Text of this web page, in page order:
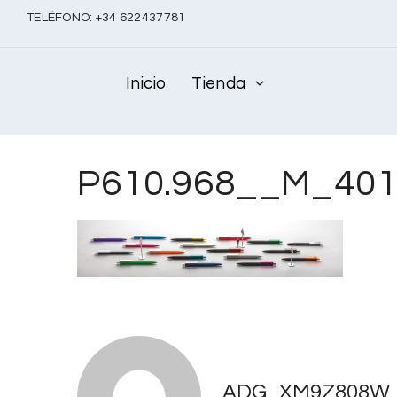
TELÉFONO: +34 622437781
Inicio Tienda
ADG_XM9Z808W